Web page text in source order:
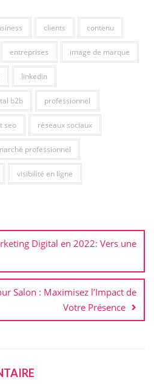
clients contenu
entreprises image de marque
linkedin
b2b professionnel
seo réseaux sociaux
professionnel
visibilité en ligne
Digital en 2022: Vers une
Salon : Maximisez l’Impact de
Votre Présence